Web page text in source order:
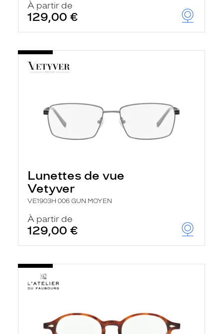
À partir de
129,00 €
Lunettes de vue
Vetyver
VE1903H 006 GUN MOYEN
À partir de
129,00 €